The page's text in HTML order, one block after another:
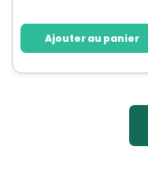
Ajouter au panier